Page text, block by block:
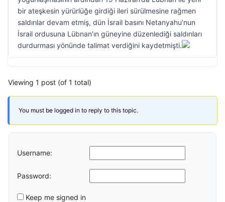
bir ateşkesin yürürlüğe girdiği ileri sürülmesine rağmen
saldırılar devam etmiş, dün İsrail basını Netanyahu’nun
İsrail ordusuna Lübnan’ın güneyine düzenlediği saldırıları
durdurması yönünde talimat verdiğini kaydetmişti.
Viewing 1 post (of 1 total)
You must be logged in to reply to this topic.
Username:
Password:
Keep me signed in